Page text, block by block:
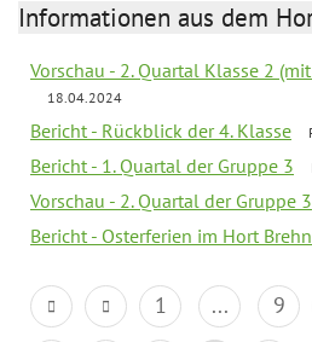
Informationen aus dem
Vorschau - 2. Quartal Klasse 2
18.04.2024
Bericht - Rückblick der 4. Klasse
Bericht - 1. Quartal der Gruppe 3
Vorschau - 2. Quartal der Gruppe 3
Bericht - Osterferien im Hort
1 ... 9